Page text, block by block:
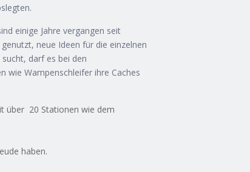
einige Jahre vergangen seit
neue Ideen für die einzelnen
darf es bei den
wie Wampenschleifer ihre Caches
über 20 Stationen wie dem
haben.